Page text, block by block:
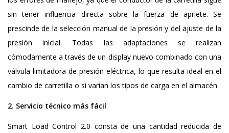
sin tener influencia directa sobre la fuerza de apriete. Se
prescinde de la selección manual de la presión y del ajuste de la
presión inicial. Todas las adaptaciones se realizan
cómodamente a través de un display nuevo combinado con una
válvula limitadora de presión eléctrica, lo que resulta ideal en el
cambio de carretilla o si varían los tipos de carga en el almacén.
2. Servicio técnico más fácil
Smart Load Control 2.0 consta de una cantidad reducida de